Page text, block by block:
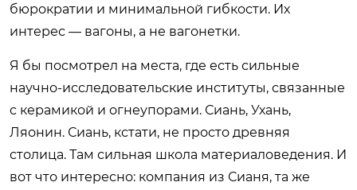
бюрократии и минимальной гибкости. Их
интерес — вагоны, а не вагонетки.
Я бы посмотрел на места, где есть сильные
научно-исследовательские институты, связанные
с керамикой и огнеупорами. Сиань, Ухань,
Ляонин. Сиань, кстати, не просто древняя
столица. Там сильная школа материаловедения. И
вот что интересно: компания из Сианя, та же